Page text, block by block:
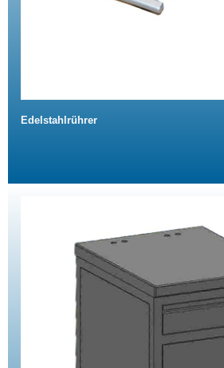
Edelstahlrührer